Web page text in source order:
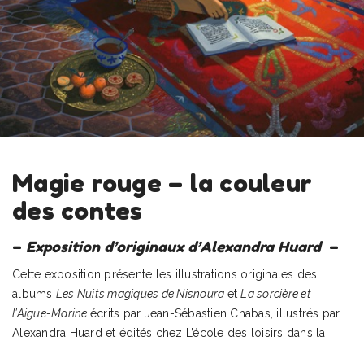
Magie rouge – la couleur
des contes
– Exposition d’originaux d’Alexandra Huard –
Cette exposition présente les illustrations originales des
albums Les Nuits magiques de Nisnoura etLa sorcière et
l’Aigue-Marine écrits par Jean-Sébastien Chabas, illustrés par
Alexandra Huard et édités chez L’école des loisirs dans la